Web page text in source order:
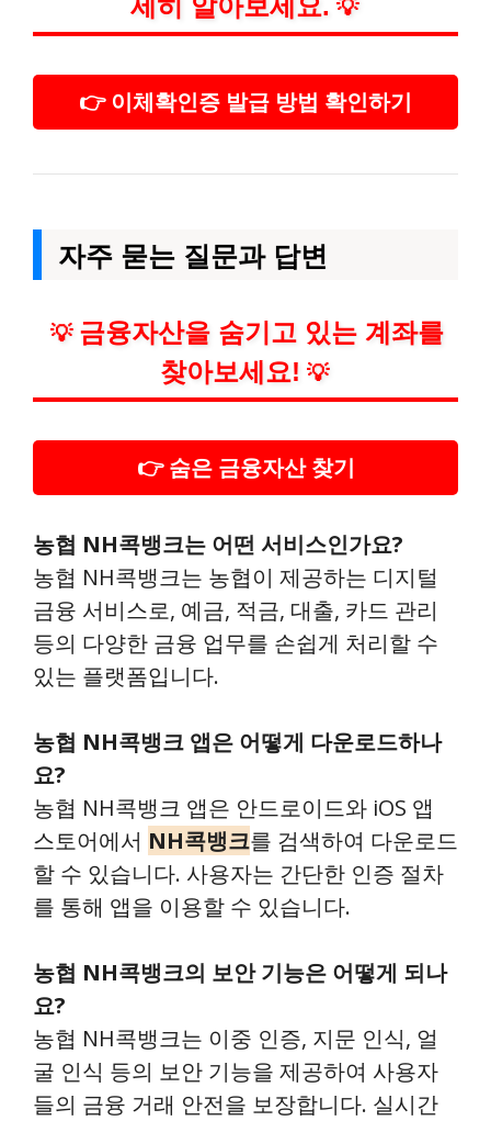
세히 알아보세요. 💡
👉 이체확인증 발급 방법 확인하기
자주 묻는 질문과 답변
💡 금융자산을 숨기고 있는 계좌를
찾아보세요! 💡
👉 숨은 금융자산 찾기
농협 NH콕뱅크는 어떤 서비스인가요?
농협 NH콕뱅크는 농협이 제공하는 디지털
금융 서비스로, 예금, 적금, 대출, 카드 관리
등의 다양한 금융 업무를 손쉽게 처리할 수
있는 플랫폼입니다.
농협 NH콕뱅크 앱은 어떻게 다운로드하나
요?
농협 NH콕뱅크 앱은 안드로이드와 iOS 앱
스토어에서 NH콕뱅크를 검색하여 다운로드
할 수 있습니다. 사용자는 간단한 인증 절차
를 통해 앱을 이용할 수 있습니다.
농협 NH콕뱅크의 보안 기능은 어떻게 되나
요?
농협 NH콕뱅크는 이중 인증, 지문 인식, 얼
굴 인식 등의 보안 기능을 제공하여 사용자
들의 금융 거래 안전을 보장합니다. 실시간